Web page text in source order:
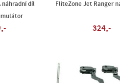
náhradní díl
FliteZone Jet Ranger
324,-